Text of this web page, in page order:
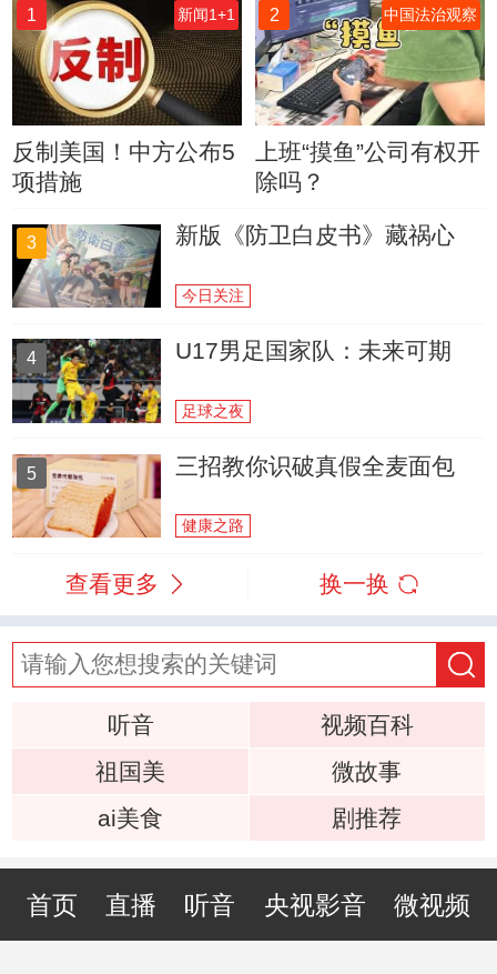
1 新闻1+1
反制美国！中方公布5
项措施
2 中国法治观察
上班“摸鱼”公司有权开
除吗？
3 新版《防卫白皮书》藏祸心
今日关注
4 U17男足国家队：未来可期
足球之夜
5 三招教你识破真假全麦面包
健康之路
查看更多 换一换
听音
视频百科
祖国美
微故事
ai美食
剧推荐
首页 直播 听音 央视影音 微视频